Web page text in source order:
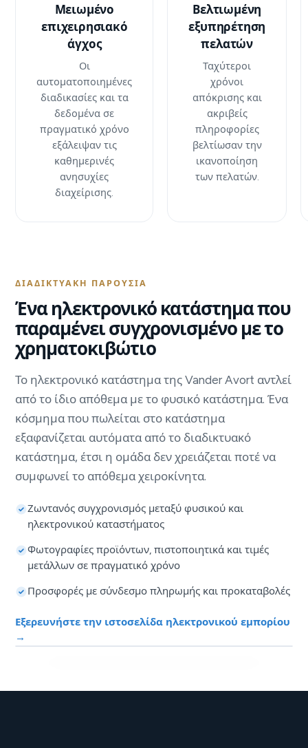
Μειωμένο
επιχειρησιακό
άγχος
Οι
αυτοματοποιημένες
διαδικασίες και τα
δεδομένα σε
πραγματικό χρόνο
εξάλειψαν τις
καθημερινές
ανησυχίες
διαχείρισης.
Βελτιωμένη
εξυπηρέτηση
πελατών
Ταχύτεροι
χρόνοι
απόκρισης και
ακριβείς
πληροφορίες
βελτίωσαν την
ικανοποίηση
των πελατών.
ΔΙΑΔΙΚΤΥΑΚΉ ΠΑΡΟΥΣΊΑ
Ένα ηλεκτρονικό κατάστημα που
παραμένει συγχρονισμένο με το
χρηματοκιβώτιο
Το ηλεκτρονικό κατάστημα της Vander Avort αντλεί
από το ίδιο απόθεμα με το φυσικό κατάστημα. Ένα
κόσμημα που πωλείται στο κατάστημα
εξαφανίζεται αυτόματα από το διαδικτυακό
κατάστημα, έτσι η ομάδα δεν χρειάζεται ποτέ να
συμφωνεί το απόθεμα χειροκίνητα.
Ζωντανός συγχρονισμός μεταξύ φυσικού και
ηλεκτρονικού καταστήματος
Φωτογραφίες προϊόντων, πιστοποιητικά και τιμές
μετάλλων σε πραγματικό χρόνο
Προσφορές με σύνδεσμο πληρωμής και προκαταβολές
Εξερευνήστε την ιστοσελίδα ηλεκτρονικού εμπορίου
→